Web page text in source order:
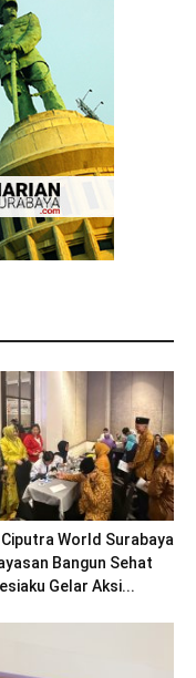
World Surabaya
Bangun Sehat
Gelar Aksi...